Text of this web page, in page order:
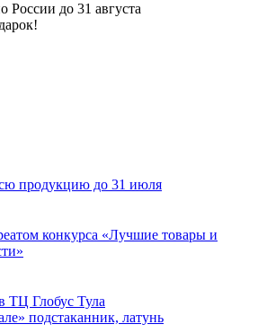
России до 31 августа
продукцию до 31 июля
конкурса «Лучшие товары и
Глобус Тула